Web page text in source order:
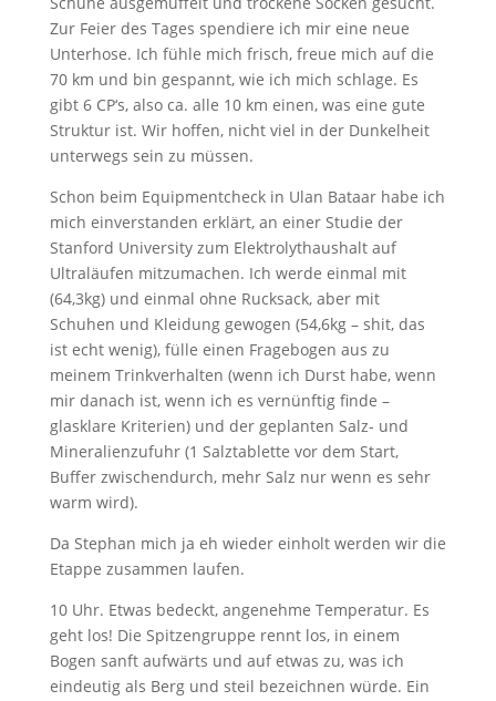
Zur Feier des Tages spendiere ich mir eine neue
Unterhose. Ich fühle mich frisch, freue mich auf die
70 km und bin gespannt, wie ich mich schlage. Es
gibt 6 CP‘s, also ca. alle 10 km einen, was eine gute
Struktur ist. Wir hoffen, nicht viel in der Dunkelheit
unterwegs sein zu müssen.
Schon beim Equipmentcheck in Ulan Bataar habe ich
mich einverstanden erklärt, an einer Studie der
Stanford University zum Elektrolythaushalt auf
Ultraläufen mitzumachen. Ich werde einmal mit
(64,3kg) und einmal ohne Rucksack, aber mit
Schuhen und Kleidung gewogen (54,6kg – shit, das
ist echt wenig), fülle einen Fragebogen aus zu
meinem Trinkverhalten (wenn ich Durst habe, wenn
mir danach ist, wenn ich es vernünftig finde –
glasklare Kriterien) und der geplanten Salz- und
Mineralienzufuhr (1 Salztablette vor dem Start,
Buffer zwischendurch, mehr Salz nur wenn es sehr
warm wird).
Da Stephan mich ja eh wieder einholt werden wir die
Etappe zusammen laufen.
10 Uhr. Etwas bedeckt, angenehme Temperatur. Es
geht los! Die Spitzengruppe rennt los, in einem
Bogen sanft aufwärts und auf etwas zu, was ich
eindeutig als Berg und steil bezeichnen würde. Ein